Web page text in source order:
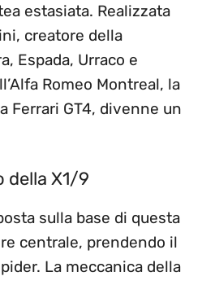
estasiata. Realizzata
creatore della
Espada, Urraco e
Romeo Montreal, la
Ferrari GT4, divenne un
della X1/9
sulla base di questa
centrale, prendendo il
La meccanica della